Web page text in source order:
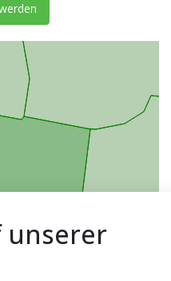
unserer